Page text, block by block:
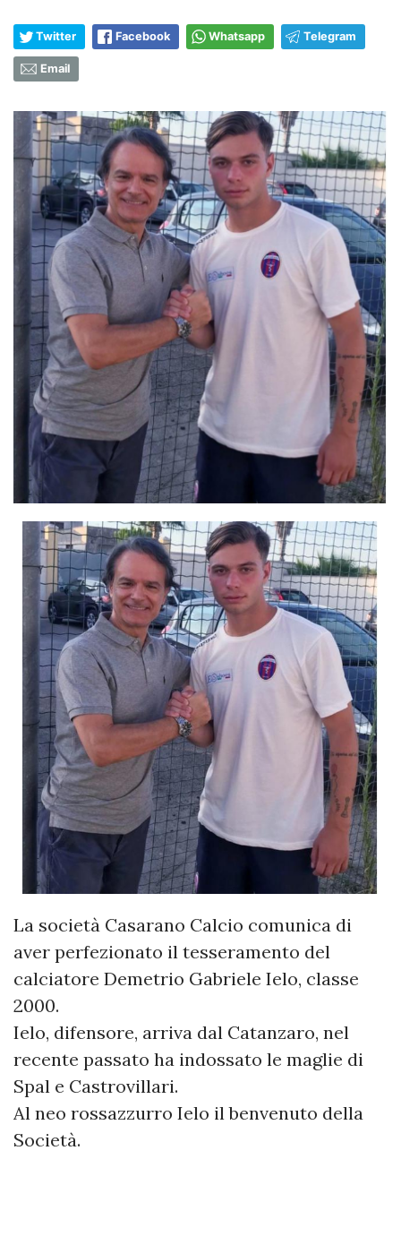
Twitter Facebook Whatsapp Telegram
Email
La società Casarano Calcio comunica di
aver perfezionato il tesseramento del
calciatore Demetrio Gabriele Ielo, classe
2000.
Ielo, difensore, arriva dal Catanzaro, nel
recente passato ha indossato le maglie di
Spal e Castrovillari.
Al neo rossazzurro Ielo il benvenuto della
Società.